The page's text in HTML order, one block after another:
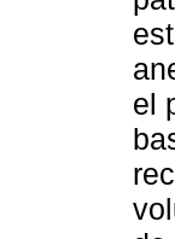
el